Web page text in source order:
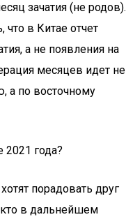
зачатия (не родов).
что в Китае отчет
а не появления на
месяцев идет не
а по восточному
2021 года?
порадовать друг
в дальнейшем